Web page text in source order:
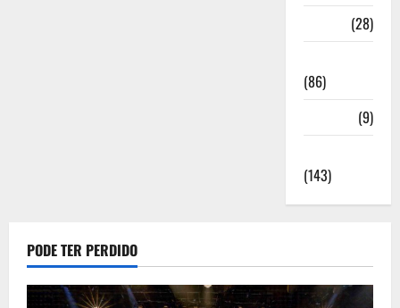
(28)
(86)
(9)
(143)
PODE TER PERDIDO